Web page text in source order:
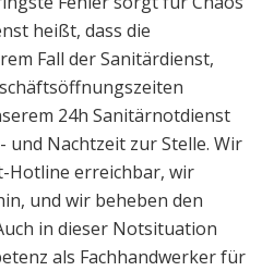
heißt, dass die
Fall der Sanitärdienst,
24h Sanitärnotdienst
und Nachtzeit zur Stelle. Wir
Hotline erreichbar, wir
und wir beheben den
in dieser Notsituation
als Fachhandwerker für